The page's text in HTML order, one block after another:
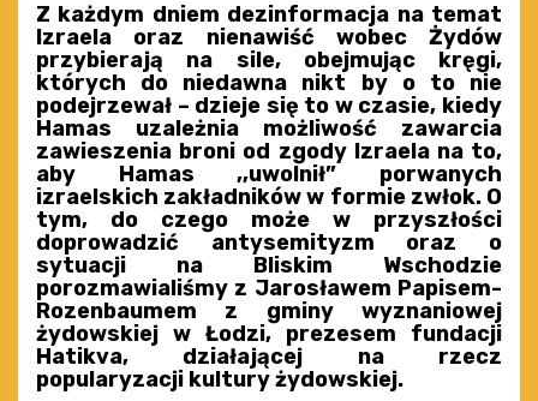
Z każdym dniem dezinformacja na temat
Izraela oraz nienawiść wobec Żydów
przybierają na sile, obejmując kręgi,
których do niedawna nikt by o to nie
podejrzewał – dzieje się to w czasie, kiedy
Hamas uzależnia możliwość zawarcia
zawieszenia broni od zgody Izraela na to,
aby Hamas ,,uwolnił” porwanych
izraelskich zakładników w formie zwłok. O
tym, do czego może w przyszłości
doprowadzić antysemityzm oraz o
sytuacji na Bliskim Wschodzie
porozmawialiśmy z Jarosławem Papisem-
Rozenbaumem z gminy wyznaniowej
żydowskiej w Łodzi, prezesem fundacji
Hatikva, działającej na rzecz
popularyzacji kultury żydowskiej.